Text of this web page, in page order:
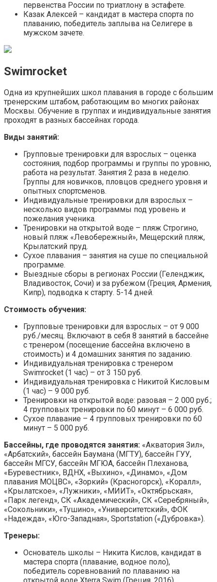
первенства России по триатлону в эстафете.
Казак Алексей – кандидат в мастера спорта по
плаванию, победитель заплыва на Селигере в
мужском зачете.
Swimrocket
Одна из крупнейших школ плавания в городе с большим
тренерским штабом, работающим во многих районах
Москвы. Обучение в группах и индивидуальные занятия
проходят в разных бассейнах города.
Виды занятий:
Групповые тренировки для взрослых – оценка
состояния, подбор программы и группы по уровню,
работа на результат. Занятия 2 раза в неделю.
Группы для новичков, пловцов среднего уровня и
опытных спортсменов.
Индивидуальные тренировки для взрослых –
несколько видов программы под уровень и
пожелания ученика.
Тренировки на открытой воде – пляж Строгино,
новый пляж «Левобережный», Мещерский пляж,
Крылатский пруд.
Сухое плавания – занятия на суше по специальной
программе.
Выездные сборы в регионах России (Геленджик,
Владивосток, Сочи) и за рубежом (Греция, Армения,
Кипр), подводка к старту. 5-14 дней.
Стоимость обучения:
Групповые тренировки для взрослых – от 9 000
руб./месяц. Включают в себя 8 занятий в бассейне
с тренером (посещение бассейна включено в
стоимость) и 4 домашних занятия по заданию.
Индивидуальная тренировка с тренером
Swimrocket (1 час) – от 3 150 руб.
Индивидуальная тренировка с Никитой Кисловым
(1 час) – 9 000 руб.
Тренировки на открытой воде: разовая – 2 000 руб.;
4 групповых тренировки по 60 минут – 6 000 руб.
Сухое плавание – 4 групповых тренировки по 60
минут – 5 000 руб.
Бассейны, где проводятся занятия: «Акватория Зил»,
«Арбатский», бассейн Баумана (МГТУ), бассейн ГУУ,
бассейн МГСУ, бассейн МГЮА, бассейн Плеханова,
«Буревестник», ВДНХ, «Выхино», «Динамо», «Дом
плавания МОЦВС», «Зоркий» (Красногорск), «Коралл»,
«Крылатское», «Лужники», «МИИТ», «Октябрьская»,
«Парк легенд», СК «Академический», СК «Серебряный»,
«Сокольники», «Тушино», «Университетский», ФОК
«Надежда», «Юго-Западная», Sportstation («Дубровка»).
Тренеры:
Основатель школы – Никита Кислов, кандидат в
мастера спорта (плавание, водное поло),
победитель соревнований по плаванию на
открытой воде Xterra Swim (Греция, 2016).